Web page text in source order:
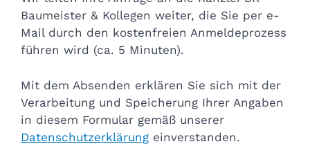
Baumeister & Kollegen weiter, die Sie per e-
Mail durch den kostenfreien Anmeldeprozess
führen wird (ca. 5 Minuten).
Mit dem Absenden erklären Sie sich mit der
Verarbeitung und Speicherung Ihrer Angaben
in diesem Formular gemäß unserer
Datenschutzerklärung einverstanden.